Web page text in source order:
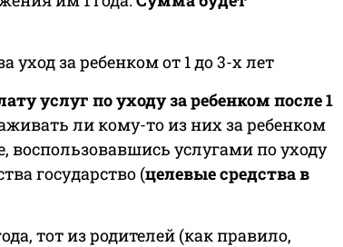
уход за ребенком от 1 до 3-х лет
услуг по уходу за ребенком после 1
ли кому-то из них за ребенком
воспользовавшись услугами по уходу
государство (целевые средства в
тот из родителей (как правило,